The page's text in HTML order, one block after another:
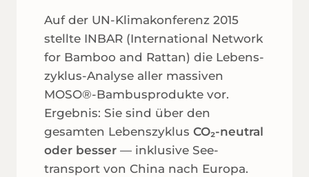
Auf der UN-Klima­konferenz 2015
stellte INBAR (International Network
for Bamboo and Rattan) die Lebens­
zyklus-Analyse aller massiven
MOSO®-Bambus­produkte vor.
Ergebnis: Sie sind über den
gesamten Lebens­zyklus CO₂-neutral
oder besser — inklusive See­
transport von China nach Europa.